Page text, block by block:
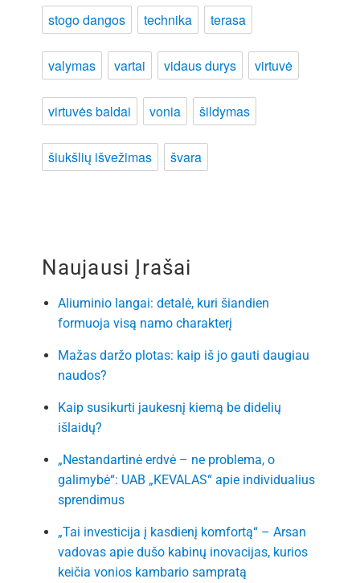
stogo dangos technika terasa
valymas vartai vidaus durys virtuvė
virtuvės baldai vonia šildymas
šiukšlių išvežimas švara
Naujausi Įrašai
Aliuminio langai: detalė, kuri šiandien
formuoja visą namo charakterį
Mažas daržo plotas: kaip iš jo gauti daugiau
naudos?
Kaip susikurti jaukesnį kiemą be didelių
išlaidų?
„Nestandartinė erdvė – ne problema, o
galimybė“: UAB „KEVALAS“ apie individualius
sprendimus
„Tai investicija į kasdienį komfortą“ – Arsan
vadovas apie dušo kabinų inovacijas, kurios
keičia vonios kambario sampratą